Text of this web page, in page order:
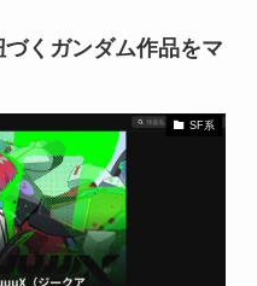
くガンダム作品をマ
SF系